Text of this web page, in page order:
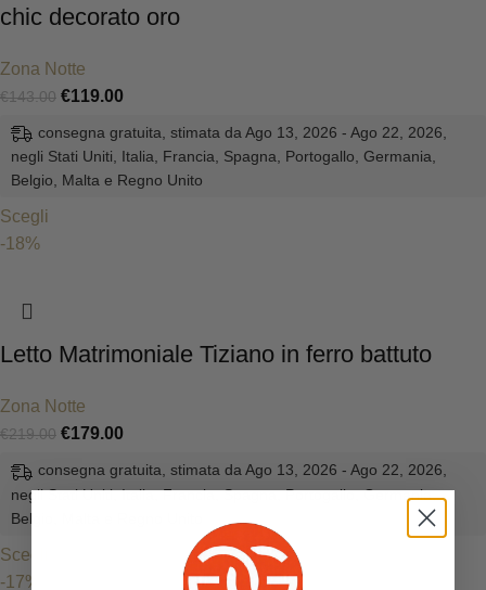
chic decorato oro
Zona Notte
€143.00 €119.00
consegna gratuita, stimata da Ago 13, 2026 - Ago 22, 2026,
negli Stati Uniti, Italia, Francia, Spagna, Portogallo, Germania,
Belgio, Malta e Regno Unito
Scegli
-18%
Letto Matrimoniale Tiziano in ferro battuto
Zona Notte
€219.00 €179.00
consegna gratuita, stimata da Ago 13, 2026 - Ago 22, 2026,
negli Stati Uniti, Italia, Francia, Spagna, Portogallo, Germania,
Belgio, Malta e Regno Unito
Scegli
-17%